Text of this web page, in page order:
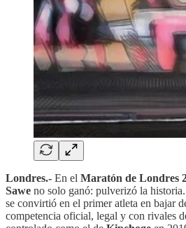
Londres.- En el Maratón de Londres
Sawe no solo ganó: pulverizó la
se convirtió en el primer atleta en bajar
competencia oficial, legal y con rivales